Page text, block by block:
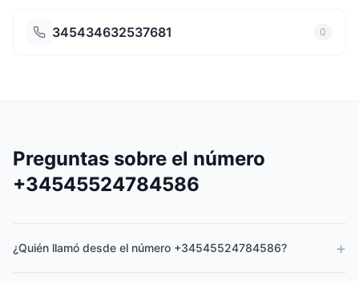
345434632537681 0
Preguntas sobre el número
+34545524784586
¿Quién llamó desde el número +34545524784586? +